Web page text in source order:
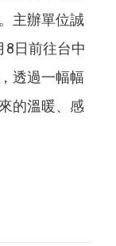
主辦單位誠
8日前往台中
透過一幅幅
的溫暖、感